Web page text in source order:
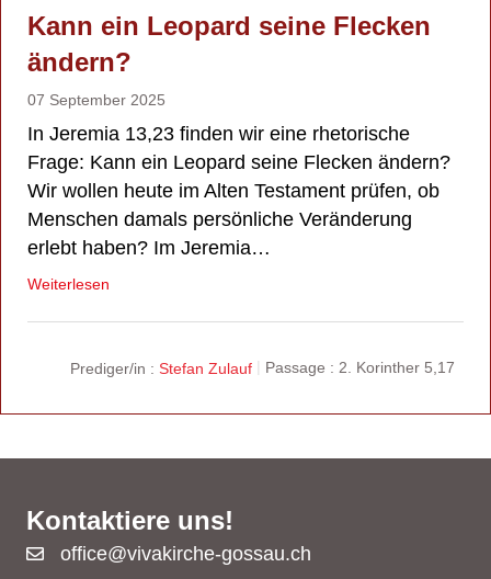
Kann ein Leopard seine Flecken
ändern?
07 September 2025
In Jeremia 13,23 finden wir eine rhetorische
Frage: Kann ein Leopard seine Flecken ändern?
Wir wollen heute im Alten Testament prüfen, ob
Menschen damals persönliche Veränderung
erlebt haben? Im Jeremia…
Weiterlesen
Prediger/in : Stefan Zulauf Passage : 2. Korinther 5,17
Kontaktiere uns!
office@vivakirche-gossau.ch